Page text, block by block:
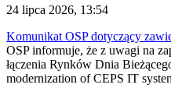
24 lipca 2026, 13:54
Komunikat OSP dotyczący
OSP informuje, że z uwagi na
łączenia Rynków Dnia
modernization of CEPS IT